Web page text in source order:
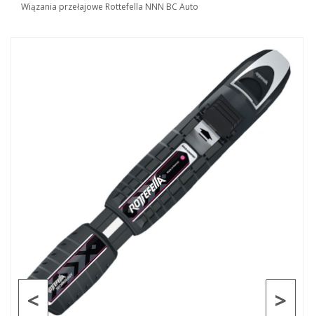
Wiązania przełajowe Rottefella NNN BC Auto
>
<